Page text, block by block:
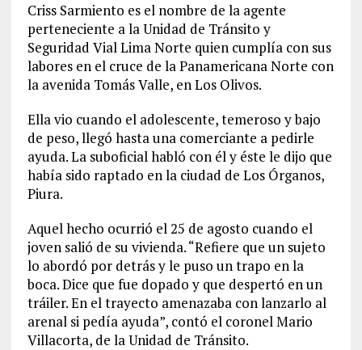
Criss Sarmiento es el nombre de la agente
perteneciente a la Unidad de Tránsito y
Seguridad Vial Lima Norte quien cumplía con sus
labores en el cruce de la Panamericana Norte con
la avenida Tomás Valle, en Los Olivos.
Ella vio cuando el adolescente, temeroso y bajo
de peso, llegó hasta una comerciante a pedirle
ayuda. La suboficial habló con él y éste le dijo que
había sido raptado en la ciudad de Los Órganos,
Piura.
Aquel hecho ocurrió el 25 de agosto cuando el
joven salió de su vivienda. “Refiere que un sujeto
lo abordó por detrás y le puso un trapo en la
boca. Dice que fue dopado y que despertó en un
tráiler. En el trayecto amenazaba con lanzarlo al
arenal si pedía ayuda”, contó el coronel Mario
Villacorta, de la Unidad de Tránsito.